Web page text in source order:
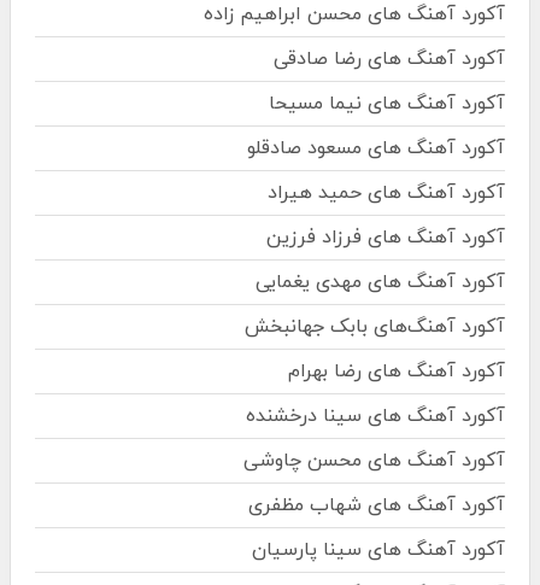
آکورد آهنگ های محسن ابراهیم زاده
آکورد آهنگ های رضا صادقی
آکورد آهنگ های نیما مسیحا
آکورد آهنگ های مسعود صادقلو
آکورد آهنگ های حمید هیراد
آکورد آهنگ های فرزاد فرزین
آکورد آهنگ های مهدی یغمایی
آکورد آهنگ‌های بابک جهانبخش
آکورد آهنگ های رضا بهرام
آکورد آهنگ های سینا درخشنده
آکورد آهنگ های محسن چاوشی
آکورد آهنگ های شهاب مظفری
آکورد آهنگ های سینا پارسیان